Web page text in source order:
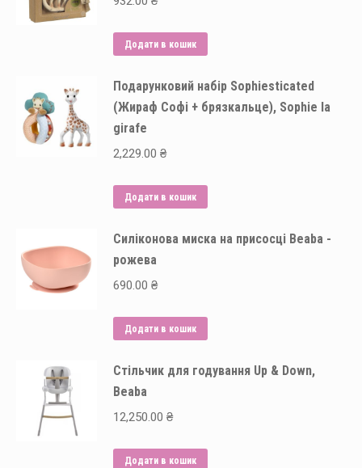
Додати в кошик
Подарунковий набір Sophiesticated
(Жираф Софі + брязкальце), Sophie la
girafe
2,229.00 ₴
Додати в кошик
Силіконова миска на присосці Beaba -
рожева
690.00 ₴
Додати в кошик
Стільчик для годування Up & Down,
Beaba
12,250.00 ₴
Додати в кошик